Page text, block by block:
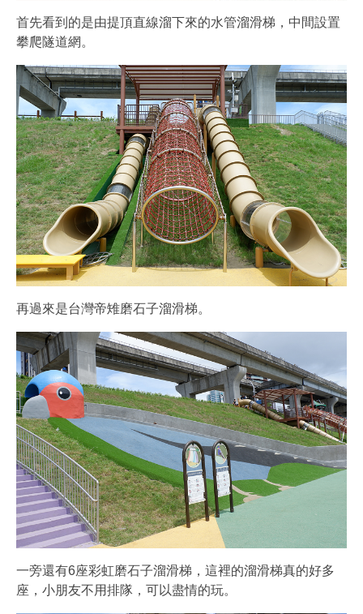
首先看到的是由提頂直線溜下來的水管溜滑梯，中間設置
攀爬隧道網。
再過來是台灣帝雉磨石子溜滑梯。
一旁還有6座彩虹磨石子溜滑梯，這裡的溜滑梯真的好多
座，小朋友不用排隊，可以盡情的玩。